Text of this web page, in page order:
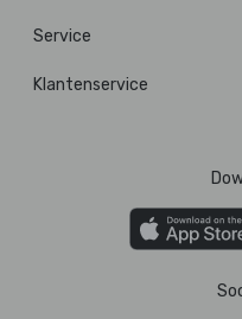
Service
Klantenservice